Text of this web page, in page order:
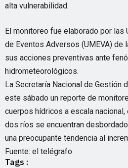
alta vulnerabilidad.
El monitoreo fue elaborado por las
de Eventos Adversos (UMEVA) de
sus acciones preventivas ante
hidrometeorológicos.
La Secretaría Nacional de Gestión
este sábado un reporte de
cuerpos hídricos a escala
dos ríos se encuentran
una preocupante tendencia al
Fuente: el telégrafo
Tags :